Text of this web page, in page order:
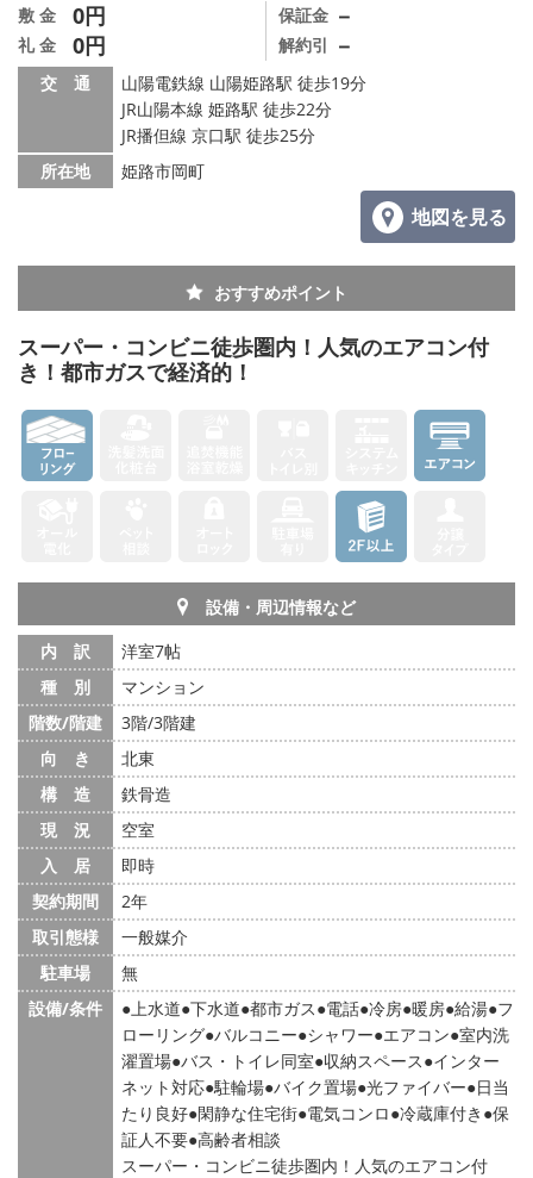
敷 金 0円
礼 金 0円
保証金 －
解約引 －
交 通
山陽電鉄線 山陽姫路駅 徒歩19分
JR山陽本線 姫路駅 徒歩22分
JR播但線 京口駅 徒歩25分
所在地
姫路市岡町
地図を見る
おすすめポイント
スーパー・コンビニ徒歩圏内！人気のエアコン付
き！都市ガスで経済的！
設備・周辺情報など
内 訳
洋室7帖
種 別
マンション
階数/階建
3階/3階建
向 き
北東
構 造
鉄骨造
現 況
空室
入 居
即時
契約期間
2年
取引態様
一般媒介
駐車場
無
設備/条件
上水道 下水道 都市ガス 電話 冷房 暖房 給湯 フ
ローリング バルコニー シャワー エアコン 室内洗
濯置場 バス・トイレ同室 収納スペース インター
ネット対応 駐輪場 バイク置場 光ファイバー 日当
たり良好 閑静な住宅街 電気コンロ 冷蔵庫付き 保
証人不要 高齢者相談
スーパー・コンビニ徒歩圏内！人気のエアコン付